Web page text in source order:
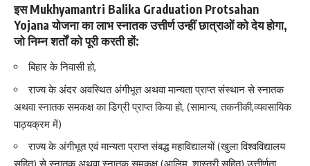
इस Mukhyamantri Balika Graduation Protsahan
Yojana योजना का लाभ स्नातक उत्तीर्ण उन्हीं छात्राओं को देय होगा,
जो निम्न शर्तों को पूरी करती हों:
बिहार के निवासी हो,
राज्य के अंदर अवस्थित अंगीभूत अथवा मान्यता प्राप्त संस्थान से स्नातक
अथवा स्नातक समकक्ष का डिग्री प्राप्त किया हो, (सामान्य, तकनीकी,व्यवसायिक
पाठ्यक्रम में)
राज्य के अंगीभूत एवं मान्यता प्राप्त संबद्ध महाविद्यालयों (खुला विश्वविद्यालय